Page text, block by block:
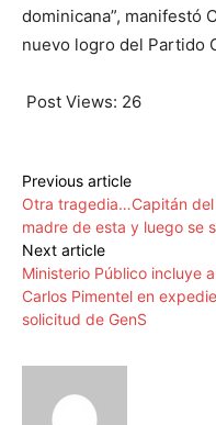
dominicana”, manifestó
nuevo logro del Partido
Post Views: 26
Previous article
Otra tragedia…Capitán del
madre de esta y luego se
Next article
Ministerio Público incluye
Carlos Pimentel en
solicitud de GenS